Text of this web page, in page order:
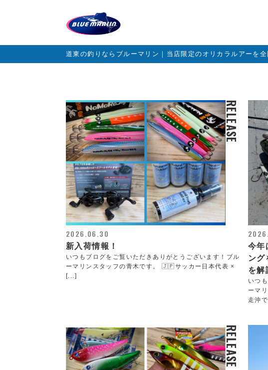
道東の釣りならブルーマリン｜当店限定のオリカラルアーを全
RELEASE
2026.06.30
新入荷情報！
いつもブログをご覧いただきありがとうございます！ブル
ーマリンスタッフの青木です。 🇯🇵サッカー日本代表 ×
[...]
今年
ング
を解
いつ
ーマ
走沖
RELEASE